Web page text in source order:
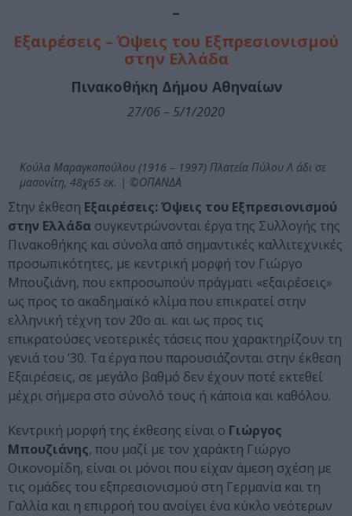
–
Εξαιρέσεις – Όψεις του Εξπρεσιονισμού
στην Ελλάδα
Πινακοθήκη Δήμου Αθηναίων
27/06 – 5/1/2020
Κούλα Μαραγκοπούλου (1916 – 1997) Πλατεία Πύλου Λ άδι σε
μασονίτη, 48χ65 εκ. | ©ΟΠΑΝΔΑ
Σtην έκθεση Εξαιρέσεις: Όψεις του Εξπρεσιονισμού
στην Ελλάδα συγκεντρώνονται έργα της Συλλογής της
Πινακοθήκης και σύνολα από σημαντικές καλλιτεχνικές
προσωπικότητες, με κεντρική μορφή τον Γιώργο
Μπουζιάνη, που εκπροσωπούν πράγματι «εξαιρέσεις»
ως προς το ακαδημαϊκό κλίμα που επικρατεί στην
ελληνική τέχνη τον 20ο αι. και ως προς τις
επικρατούσες νεοτερικές τάσεις που χαρακτηρίζουν τη
γενιά του ’30. Τα έργα που παρουσιάζονται στην έκθεση
Εξαιρέσεις, σε μεγάλο βαθμό δεν έχουν ποτέ εκτεθεί
μέχρι σήμερα στο σύνολό τους ή κάποια και καθόλου.
Κεντρική μορφή της έκθεσης είναι ο Γιώργος
Μπουζιάνης, που μαζί με τον χαράκτη Γιώργο
Οικονομίδη, είναι οι μόνοι που είχαν άμεση σχέση με
τις ομάδες του εξπρεσιονισμού στη Γερμανία και τη
Γαλλία και η επιρροή του ανοίγει ένα κύκλο νεότερων